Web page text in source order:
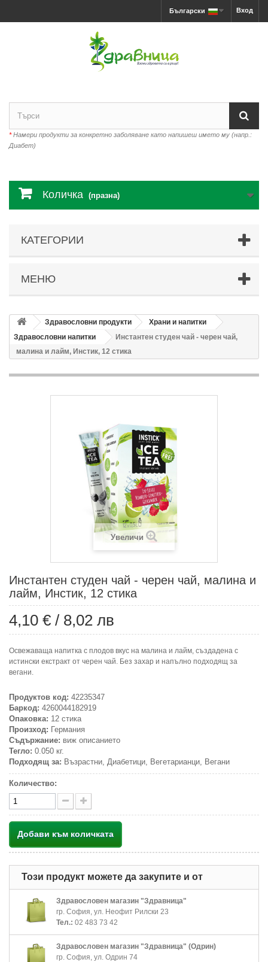
Вход
Български
*Намери продукти за конкретно заболяване като напишеш името му (напр.:
Диабет)
Количка (празна)
КАТЕГОРИИ
МЕНЮ
Здравословни продукти
Храни и напитки
Здравословни напитки
Инстантен студен чай - черен чай,
малина и лайм, Инстик, 12 стика
Увеличи
Инстантен студен чай - черен чай, малина и
лайм, Инстик, 12 стика
4,10 € / 8,02 лв
Освежаваща напитка с плодов вкус на малина и лайм, създадена с
истински екстракт от черен чай. Без захар и напълно подходящ за
вегани.
Продуктов код: 42235347
Баркод: 4260044182919
Опаковка: 12 стика
Произход: Германия
Съдържание: виж описанието
Тегло: 0.050 кг.
Подходящ за: Възрастни, Диабетици, Вегетарианци, Вегани
Количество:
Добави към количката
Този продукт можете да закупите и от
Здравословен магазин "Здравница"
гр. София, ул. Неофит Рилски 23
Тел.: 02 483 73 42
Здравословен магазин "Здравница" (Одрин)
гр. София, ул. Одрин 74